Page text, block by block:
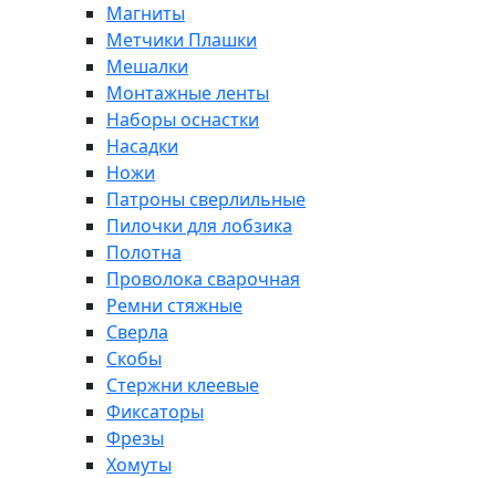
Магниты
Метчики Плашки
Мешалки
Монтажные ленты
Наборы оснастки
Насадки
Ножи
Патроны сверлильные
Пилочки для лобзика
Полотна
Проволока сварочная
Ремни стяжные
Сверла
Скобы
Стержни клеевые
Фиксаторы
Фрезы
Хомуты